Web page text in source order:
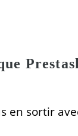
en sortir